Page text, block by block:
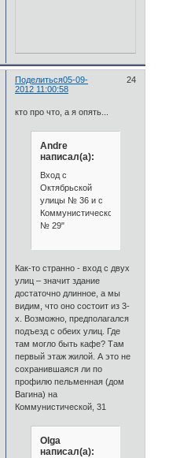
Поделиться 24
05-09-
2012 11:00:58
кто про что, а я опять...
Andre
написал(а):
Вход с
Октябрьской
улицы № 36 и с
Коммунистической
№ 29"
Как-то странно - вход с двух
улиц – значит здание
достаточно длинное, а мы
видим, что оно состоит из 3-
х. Возможно, предполагался
подъезд с обеих улиц. Где
там могло быть кафе? Там
первый этаж жилой. А это не
сохранившаяся ли по
профилю пельменная (дом
Вагина) на
Коммунистической, 31
Olga
написал(а):